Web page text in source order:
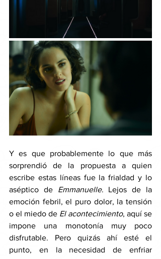
Y es que probablemente lo que más
sorprendió de la propuesta a quien
escribe estas líneas fue la frialdad y lo
aséptico de Emmanuelle. Lejos de la
emoción febril, el puro dolor, la tensión
o el miedo de El acontecimiento, aquí se
impone una monotonía muy poco
disfrutable. Pero quizás ahí esté el
punto, en la necesidad de enfriar